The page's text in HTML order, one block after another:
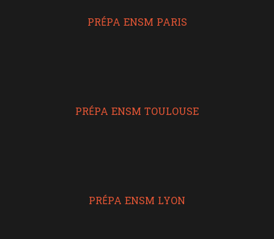
PRÉPA ENSM PARIS
PRÉPA ENSM TOULOUSE
PRÉPA ENSM LYON